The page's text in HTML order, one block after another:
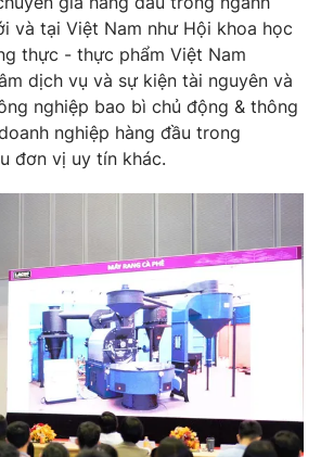
và tại Việt Nam như Hội khoa học
thực - thực phẩm Việt Nam
dịch vụ và sự kiện tài nguyên và
nghiệp bao bì chủ động & thông
nghiệp hàng đầu trong
đơn vị uy tín khác.